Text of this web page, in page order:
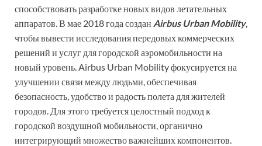
способствовать разработке новых видов летательных
аппаратов. В мае 2018 года создан Airbus Urban Mobility,
чтобы вывести исследования передовых коммерческих
решений и услуг для городской аэромобильности на
новый уровень. Airbus Urban Mobility фокусируется на
улучшении связи между людьми, обеспечивая
безопасность, удобство и радость полета для жителей
городов. Для этого требуется целостный подход к
городской воздушной мобильности, органично
интегрирующий множество важнейших компонентов.